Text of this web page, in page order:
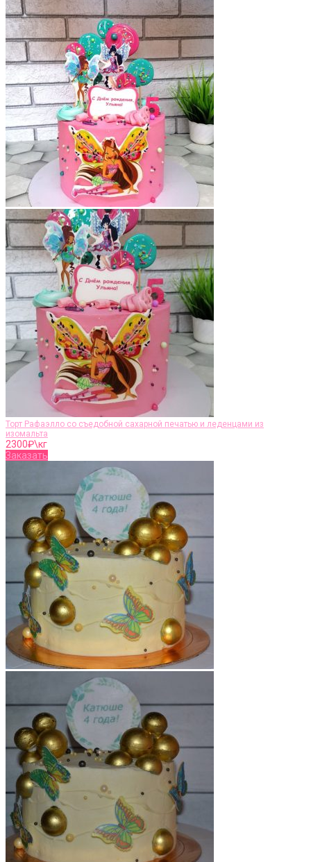
Торт Рафаэлло со съедобной сахарной печатью и леденцами из
изомальта
2300₽\кг
Заказать